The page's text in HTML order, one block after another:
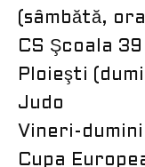
(sâmbătă, ora
CS Şcoala
Ploieşti
Judo
Vineri-
Cupa